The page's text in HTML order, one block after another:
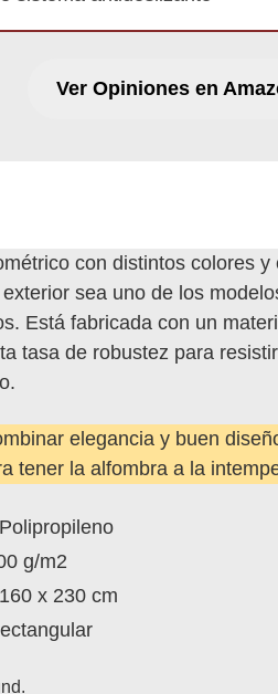
Ver Opiniones en
con distintos colores
sea uno de los
Está fabricada con un
tasa de robustez para
elegancia y buen
tener la alfombra a la
g/m2
x 230 cm